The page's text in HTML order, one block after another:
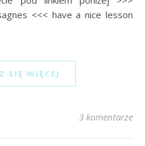
<<< have a nice lesson
SIĘ WIĘCEJ
3 komentarze